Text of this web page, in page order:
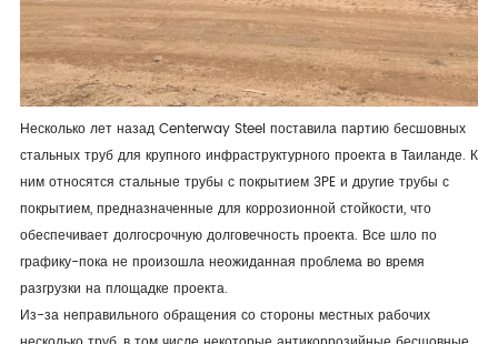
Несколько лет назад Centerway Steel поставила партию бесшовных
стальных труб для крупного инфраструктурного проекта в Таиланде. К
ним относятся стальные трубы с покрытием 3PE и другие трубы с
покрытием, предназначенные для коррозионной стойкости, что
обеспечивает долгосрочную долговечность проекта. Все шло по
графику-пока не произошла неожиданная проблема во время
разгрузки на площадке проекта.
Из-за неправильного обращения со стороны местных рабочих